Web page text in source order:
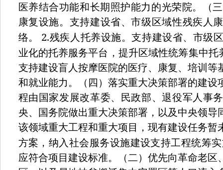
医养结合功能和长期照护能力的光荣院。（
康复设施。支持建设省、市级区域性残疾人
络。
2.残疾人托养设施。支持建设省、市级
业化的托养服务平台，提升区域性统筹集中托
支持建设盲人按摩医院的医疗、康复、培训等
和就业能力。（四）落实重大决策部署的建设
程由国家发展改革委、民政部、退役军人事
央、国务院做出重大决策部署，以及中央领导
该领域重大工程和重大项目，现有建设任务暂
方案，纳入社会服务设施建设支持工程统筹
应符合项目建设标准。（二）优先向革命老区